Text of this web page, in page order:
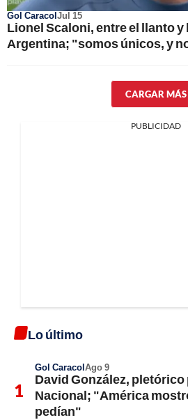
Gol CaracolJul 15
Lionel Scaloni, entre el llanto y
Argentina; "somos únicos, y
CARGAR MÁS
PUBLICIDAD
Lo último
Gol CaracolAgo 9
David González,
Nacional; "América
pedían"